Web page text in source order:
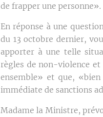
de frapper une personne».
En réponse à une
du 13 octobre dernier,
apporter à une telle
règles de non-violence
ensemble» et que,
immédiate de sanctions
Madame la Ministre,